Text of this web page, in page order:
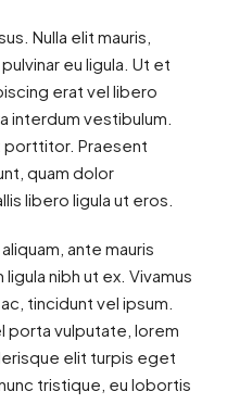
Nulla elit mauris,
eu ligula. Ut et
erat vel libero
interdum vestibulum.
porttitor. Praesent
quam dolor
libero ligula ut eros.
ante mauris
nibh ut ex. Vivamus
tincidunt vel ipsum.
porta vulputate, lorem
elit turpis eget
tristique, eu lobortis